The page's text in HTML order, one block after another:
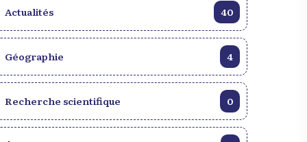
Actualités 40
Géographie 4
Recherche scientifique 0